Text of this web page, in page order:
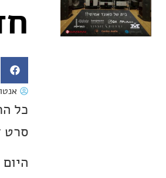
כל
סרט
היום (17/6) יעלו